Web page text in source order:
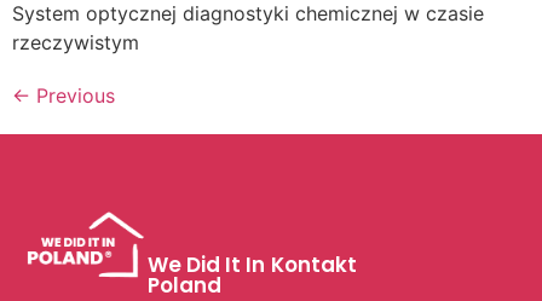
System optycznej diagnostyki chemicznej w czasie
rzeczywistym
← Previous
We Did It In
Poland
Kontakt